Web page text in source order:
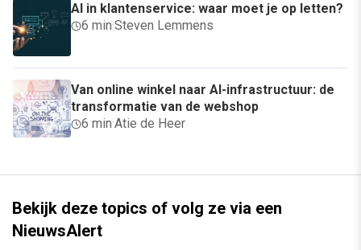
AI in klantenservice: waar moet je op letten?
6 min·Steven Lemmens
Van online winkel naar AI-infrastructuur: de
transformatie van de webshop
6 min·Atie de Heer
Bekijk deze topics of volg ze via een
NieuwsAlert